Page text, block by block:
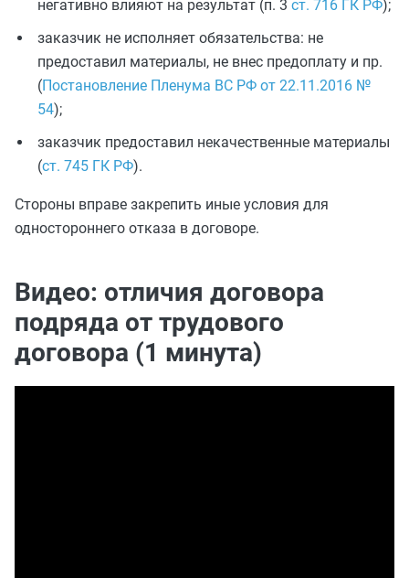
негативно влияют на результат (п. 3 ст. 716 ГК РФ);
заказчик не исполняет обязательства: не
предоставил материалы, не внес предоплату и пр.
(Постановление Пленума ВС РФ от 22.11.2016 №
54);
заказчик предоставил некачественные материалы
(ст. 745 ГК РФ).
Стороны вправе закрепить иные условия для
одностороннего отказа в договоре.
Видео: отличия договора
подряда от трудового
договора (1 минута)